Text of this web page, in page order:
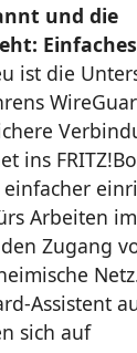
und die
ist die
ins
Arbeiten
Zugang
Assistent
sich auf